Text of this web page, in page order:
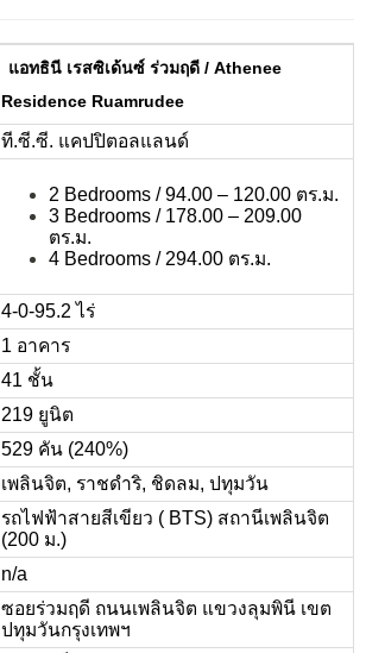
แอทธินี เรสซิเด้นซ์ ร่วมฤดี / Athenee
Residence Ruamrudee
ที.ซี.ซี. แคปปิตอลแลนด์
2 Bedrooms / 94.00 – 120.00 ตร.ม.
3 Bedrooms / 178.00 – 209.00
ตร.ม.
4 Bedrooms / 294.00 ตร.ม.
4-0-95.2 ไร่
1 อาคาร
41 ชั้น
219 ยูนิต
529 คัน (240%)
เพลินจิต, ราชดำริ, ชิดลม, ปทุมวัน
รถไฟฟ้าสายสีเขียว ( BTS) สถานีเพลินจิต
(200 ม.)
n/a
ซอยร่วมฤดี ถนนเพลินจิต แขวงลุมพินี เขต
ปทุมวันกรุงเทพฯ